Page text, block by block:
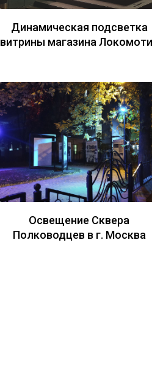
Динамическая подсветка
витрины магазина
Освещение Сквера
Полководцев в г. Москва